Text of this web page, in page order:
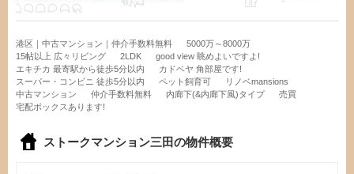
港区｜中古マンション｜仲介手数料無料
5000万～8000万
15帖以上 広々リビング
2LDK
good view 眺めよいですよ!
エキチカ 最寄駅から徒歩5分以内
カドベヤ 角部屋です!
スーパー・コンビニ 徒歩5分以内
ペット飼育可
リノベmansions
中古マンション
仲介手数料無料 内廊下(&内廊下風)タイプ
売買
宅配ボックスあります!
ストークマンション三田の物件概要